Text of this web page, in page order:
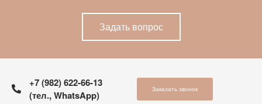
Задать вопрос
+7 (982) 622-66-13
(тел., WhatsApp)
Заказать звонок